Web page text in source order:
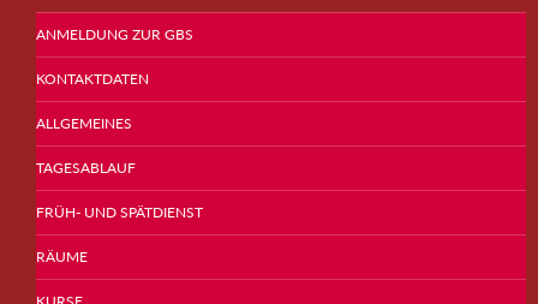
ANMELDUNG ZUR GBS
KONTAKTDATEN
ALLGEMEINES
TAGESABLAUF
FRÜH- UND SPÄTDIENST
RÄUME